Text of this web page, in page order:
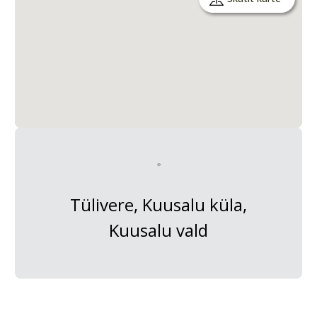
Tülivere, Kuusalu küla,
Kuusalu vald